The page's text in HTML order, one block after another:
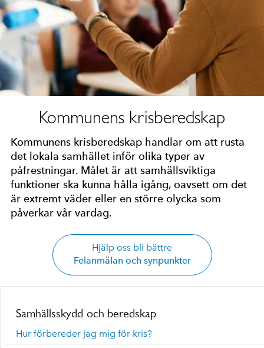
Kommunens krisberedskap
Kommunens krisberedskap handlar om att rusta
det lokala samhället inför olika typer av
påfrestningar. Målet är att samhällsviktiga
funktioner ska kunna hålla igång, oavsett om det
är extremt väder eller en större olycka som
påverkar vår vardag.
Hjälp oss bli bättre
Felanmälan och synpunkter
Samhällsskydd och beredskap
Hur förbereder jag mig för kris?